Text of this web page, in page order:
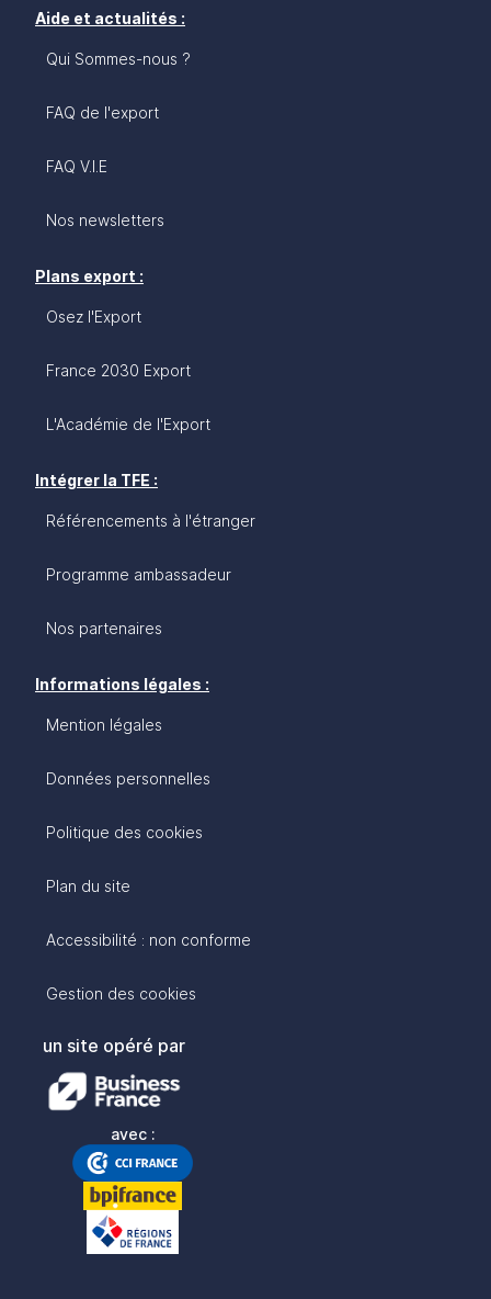
Aide et actualités :
Qui Sommes-nous ?
FAQ de l'export
FAQ V.I.E
Nos newsletters
Plans export :
Osez l'Export
France 2030 Export
L'Académie de l'Export
Intégrer la TFE :
Référencements à l'étranger
Programme ambassadeur
Nos partenaires
Informations légales :
Mention légales
Données personnelles
Politique des cookies
Plan du site
Accessibilité : non conforme
Gestion des cookies
un site opéré par
avec :